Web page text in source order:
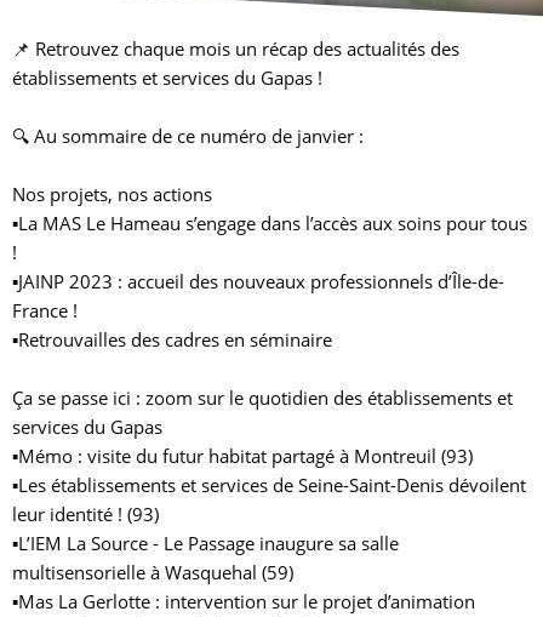
📌 Retrouvez chaque mois un récap des actualités des
établissements et services du Gapas !
🔍 Au sommaire de ce numéro de janvier :
Nos projets, nos actions
▪La MAS Le Hameau s’engage dans l’accès aux soins pour tous
!
▪JAINP 2023 : accueil des nouveaux professionnels d’Île-de-
France !
▪Retrouvailles des cadres en séminaire
Ça se passe ici : zoom sur le quotidien des établissements et
services du Gapas
▪Mémo : visite du futur habitat partagé à Montreuil (93)
▪Les établissements et services de Seine-Saint-Denis dévoilent
leur identité ! (93)
▪L’IEM La Source - Le Passage inaugure sa salle
multisensorielle à Wasquehal (59)
▪Mas La Gerlotte : intervention sur le projet d’animation